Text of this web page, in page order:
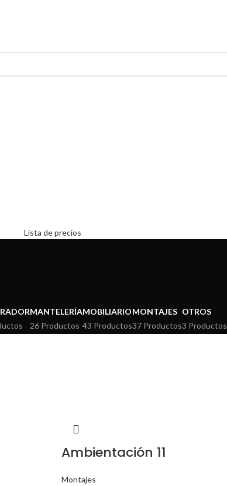
Lista de precios
MANTELERÍA
26 Productos
MOBILIARIO
43 Productos
MONTAJES
37 Productos
OTROS
3 Productos
Ambientación 11
Montajes